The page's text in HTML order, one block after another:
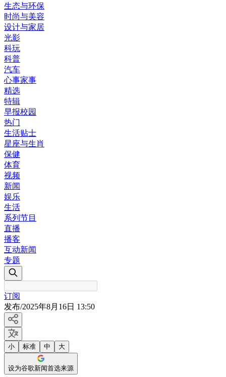
生态与环保
时尚与美容
设计与家居
光影
科玩
科普
汽车
心事家事
精选
特辑
早报校园
热门
生活贴士
星座与生肖
保健
体育
视频
新闻
娱乐
生活
系列节目
直播
播客
互动新闻
专题
订阅
发布/2025年8月16日 13:50
小 标准 中 大
设为谷歌新闻首选来源